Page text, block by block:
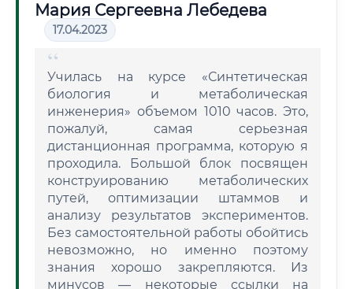
Мария Сергеевна Лебедева
17.04.2023
Училась на курсе «Синтетическая
биология и метаболическая
инженерия» объемом 1010 часов. Это,
пожалуй, самая серьезная
дистанционная программа, которую я
проходила. Большой блок посвящен
конструированию метаболических
путей, оптимизации штаммов и
анализу результатов экспериментов.
Без самостоятельной работы обойтись
невозможно, но именно поэтому
знания хорошо закрепляются. Из
минусов — некоторые ссылки на